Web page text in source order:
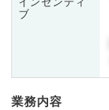
ブ
業務内容